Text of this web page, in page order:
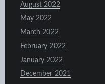
August 2022
May 2022
March 2022
February 2022
January 2022
December 2021